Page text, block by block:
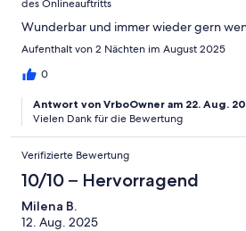
des Onlineauftritts
Wunderbar und immer wieder gern
Aufenthalt von 2 Nächten im August 2025
0
Antwort von VrboOwner am 22. Aug.
Vielen Dank für die Bewertung
Verifizierte Bewertung
10/10 – Hervorragend
Milena B.
12. Aug. 2025